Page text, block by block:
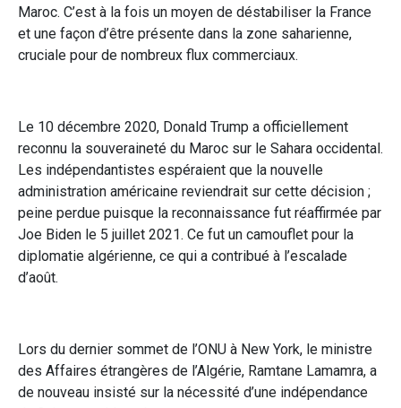
Maroc. C’est à la fois un moyen de déstabiliser la France
et une façon d’être présente dans la zone saharienne,
cruciale pour de nombreux flux commerciaux.
Le 10 décembre 2020, Donald Trump a officiellement
reconnu la souveraineté du Maroc sur le Sahara occidental.
Les indépendantistes espéraient que la nouvelle
administration américaine reviendrait sur cette décision ;
peine perdue puisque la reconnaissance fut réaffirmée par
Joe Biden le 5 juillet 2021. Ce fut un camouflet pour la
diplomatie algérienne, ce qui a contribué à l’escalade
d’août.
Lors du dernier sommet de l’ONU à New York, le ministre
des Affaires étrangères de l’Algérie, Ramtane Lamamra, a
de nouveau insisté sur la nécessité d’une indépendance